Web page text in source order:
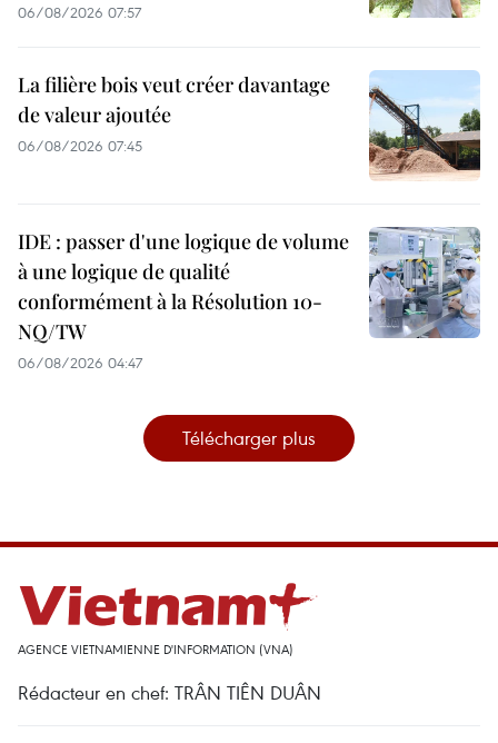
06/08/2026 07:57
La filière bois veut créer davantage
de valeur ajoutée
06/08/2026 07:45
IDE : passer d'une logique de volume
à une logique de qualité
conformément à la Résolution 10-
NQ/TW
06/08/2026 04:47
Télécharger plus
AGENCE VIETNAMIENNE D'INFORMATION (VNA)
Rédacteur en chef: TRÂN TIÊN DUÂN